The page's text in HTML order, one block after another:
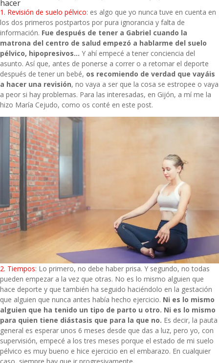
hacer
1. Revisión de suelo pélvico: es algo que yo nunca tuve en cuenta en
los dos primeros postpartos por pura ignorancia y falta de
información. Fue después de tener a Gabriel cuando la
matrona del centro de salud empezó a hablarme del suelo
pélvico, hipopresivos… Y ahí empecé a tener conciencia del
asunto. Así que, antes de ponerse a correr o a retomar el deporte
después de tener un bebé, os recomiendo de verdad que vayáis
a hacer una revisión, no vaya a ser que la cosa se estropee o vaya
a peor si hay problemas. Para las interesadas, en Gijón, a mí me la
hizo María Cejudo, como os conté en este post.
2. Tiempos: Lo primero, no debe haber prisa. Y segundo, no todas
pueden empezar a la vez que otras. No es lo mismo alguien que
hace deporte y que también ha seguido haciéndolo en la gestación
que alguien que nunca antes había hecho ejercicio. Ni es lo mismo
alguien que ha tenido un tipo de parto u otro. Ni es lo mismo
para quien tiene diástasis que para la que no. Es decir, la pauta
general es esperar unos 6 meses desde que das a luz, pero yo, con
supervisión, empecé a los tres meses porque el estado de mi suelo
pélvico es muy bueno e hice ejercicio en el embarazo. En cualquier
caso, siempre hay que ir progresivamente.